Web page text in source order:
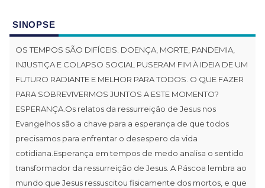
SINOPSE
OS TEMPOS SÃO DIFÍCEIS. DOENÇA, MORTE, PANDEMIA,
INJUSTIÇA E COLAPSO SOCIAL PUSERAM FIM À IDEIA DE UM
FUTURO RADIANTE E MELHOR PARA TODOS. O QUE FAZER
PARA SOBREVIVERMOS JUNTOS A ESTE MOMENTO?
ESPERANÇA.Os relatos da ressurreição de Jesus nos
Evangelhos são a chave para a esperança de que todos
precisamos para enfrentar o desespero da vida
cotidiana.Esperança em tempos de medo analisa o sentido
transformador da ressurreição de Jesus. A Páscoa lembra ao
mundo que Jesus ressuscitou fisicamente dos mortos, e que